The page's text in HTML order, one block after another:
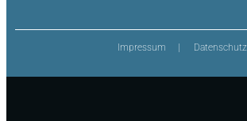
Impressum Datenschutz